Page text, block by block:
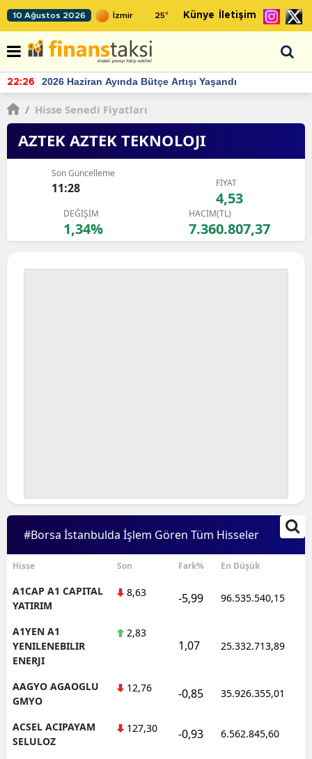
10 Ağustos 2026 25° Künye İletişim
22:24 TCMB'nin rezervlerinde artan momentum devam ediyor
/ Hisse Senedi Fiyatları
AZTEK AZTEK TEKNOLOJI
Son Güncelleme
11:28 FİYAT
4,53
DEĞİŞİM
1,34%
HACİM(TL)
7.360.807,37
#Borsa İstanbulda İşlem Gören Tüm Hisseler
Hisse Son Fark% En Düşük
A1CAP A1 CAPITAL
YATIRIM
8,63 -5,99 96.535.540,15
A1YEN A1
YENILENEBILIR
ENERJI
2,83
1,07 25.332.713,89
AAGYO AGAOGLU
GMYO
12,76 -0,85 35.926.355,01
ACSEL ACIPAYAM
SELULOZ
127,30 -0,93 6.562.845,60